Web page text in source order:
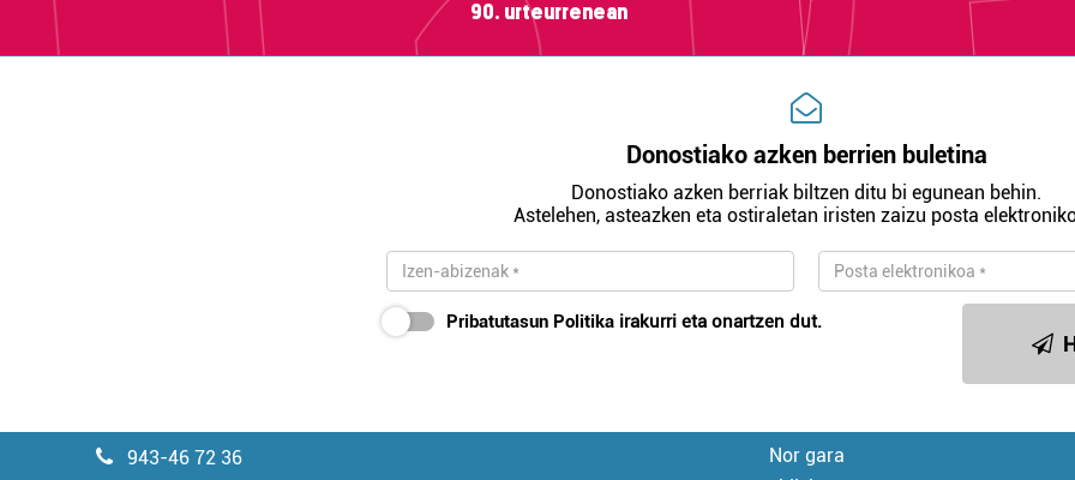
90. urteurrenean
Donostiako azken berrien buletina
Donostiako azken berriak biltzen ditu bi egunean behin.
Astelehen, asteazken eta ostiraletan iristen zaizu posta
Pribatutasun Politika irakurri eta onartzen dut.
943-46 72 36
Nor gara